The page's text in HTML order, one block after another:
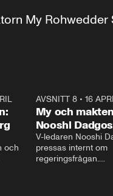
My
och
AVSNITT 8• 16
My och
Nooshi
V-ledaren Nooshi
pressas internt om
regeringsfrågan.